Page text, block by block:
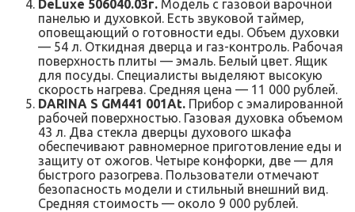
DeLuxe 506040.03г. Модель с газовой варочной
панелью и духовкой. Есть звуковой таймер,
оповещающий о готовности еды. Объем духовки
— 54 л. Откидная дверца и газ-контроль. Рабочая
поверхность плиты — эмаль. Белый цвет. Ящик
для посуды. Специалисты выделяют высокую
скорость нагрева. Средняя цена — 11 000 рублей.
DARINA S GM441 001At. Прибор с эмалированной
рабочей поверхностью. Газовая духовка объемом
43 л. Два стекла дверцы духового шкафа
обеспечивают равномерное приготовление еды и
защиту от ожогов. Четыре конфорки, две — для
быстрого разогрева. Пользователи отмечают
безопасность модели и стильный внешний вид.
Средняя стоимость — около 9 000 рублей.